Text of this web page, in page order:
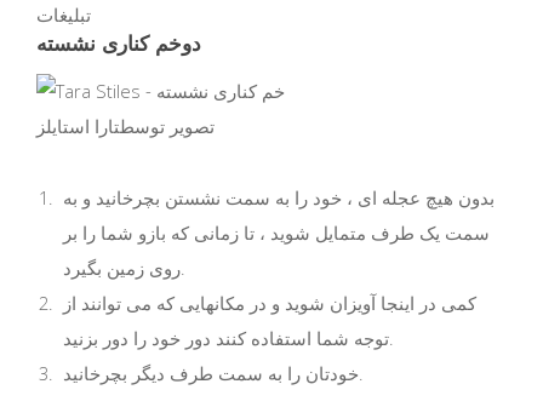
تبلیغات
دوخم کناری نشسته
تصویر توسطتارا استایلز
بدون هیچ عجله ای ، خود را به سمت نشستن بچرخانید و به
سمت یک طرف متمایل شوید ، تا زمانی که بازو شما را بر
روی زمین بگیرد.
کمی در اینجا آویزان شوید و در مکانهایی که می توانند از
توجه شما استفاده کنند دور خود را دور بزنید.